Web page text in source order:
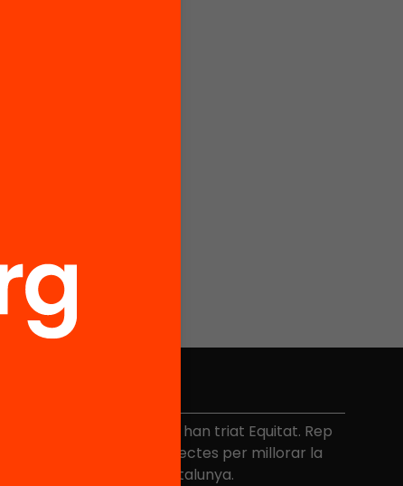
Més de 40.000 persones ja han triat Equitat. Rep
iniciatives, propostes i projectes per millorar la
qualitat de l'educació a Catalunya.